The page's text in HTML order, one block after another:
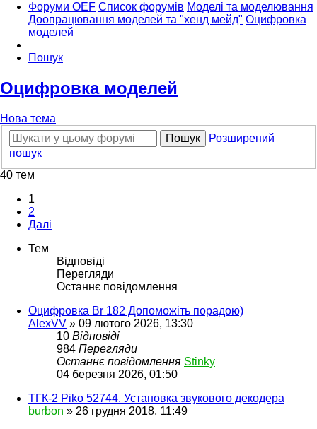
Форуми OEF Список форумів Моделі та моделювання
Доопрацювання моделей та "хенд мейд" Оцифровка
моделей
Пошук
Оцифровка моделей
Нова тема
Пошук
Розширений
пошук
40 тем
1
2
Далі
Тем
Відповіді
Перегляди
Останнє повідомлення
Оцифровка Br 182 Допоможіть порадою)
AlexVV » 09 лютого 2026, 13:30
10 Відповіді
984 Перегляди
Останнє повідомлення Stinky
04 березня 2026, 01:50
ТГК-2 Piko 52744. Установка звукового декодера
burbon » 26 грудня 2018, 11:49